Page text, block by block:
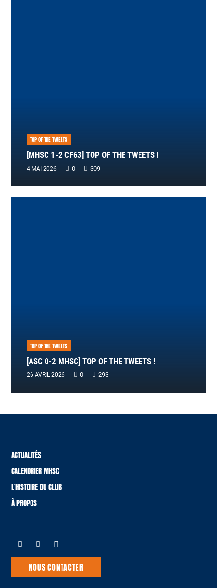
TOP OF THE TWEETS
[MHSC 1-2 CF63] TOP OF THE TWEETS !
4 MAI 2026 0 309
TOP OF THE TWEETS
[ASC 0-2 MHSC] TOP OF THE TWEETS !
26 AVRIL 2026 0 293
ACTUALITÉS
CALENDRIER MHSC
L’HISTOIRE DU CLUB
À PROPOS
NOUS CONTACTER